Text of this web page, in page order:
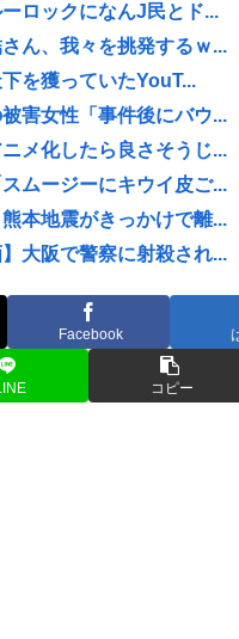
ーロックになんJ民とド...
さん、我々を挑発するｗ...
下を獲っていたYouT...
害女性「事件後にバウ...
メ化したら良さそうじ...
スムージーにキウイ皮ご...
熊本地震がきっかけで離...
】大阪で警察に射殺され...
Facebook
コピー